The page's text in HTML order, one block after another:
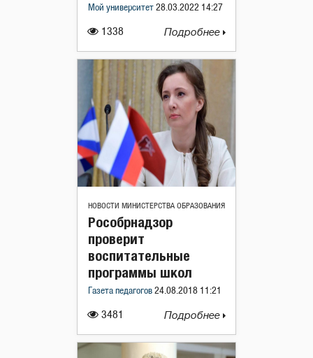
1338
Мой университет 28.03.2022 14:27
Подробнее
НОВОСТИ МИНИСТЕРСТВА ОБРАЗОВАНИЯ
3481
Рособрнадзор
проверит
воспитательные
программы школ
Газета педагогов 24.08.2018 11:21
Подробнее